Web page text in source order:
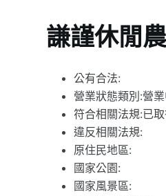
謙謹休閒
公有合法:
營業狀態類別:營
符合相關法規:已
違反相關法規:
原住民地區:
國家公園:
國家風景區: